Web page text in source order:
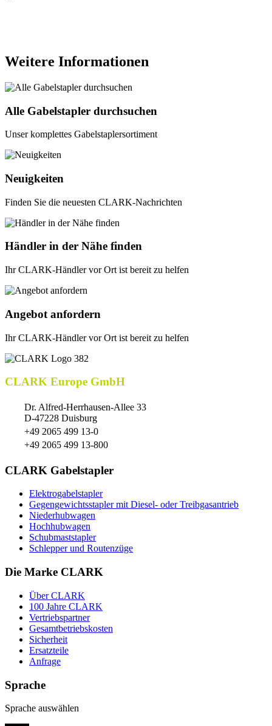
Weitere Informationen
Alle Gabelstapler durchsuchen
Unser komplettes Gabelstaplersortiment
Neuigkeiten
Finden Sie die neuesten CLARK-Nachrichten
Händler in der Nähe finden
Ihr CLARK-Händler vor Ort ist bereit zu helfen
Angebot anfordern
Ihr CLARK-Händler vor Ort ist bereit zu helfen
CLARK Europe GmbH
Dr. Alfred-Herrhausen-Allee 33
D-47228 Duisburg
+49 2065 499 13-0
+49 2065 499 13-800
CLARK Gabelstapler
Elektrogabelstapler
Gegengewichtsstapler mit Diesel- oder Treibgasantrieb
Niederhubwagen
Hochhubwagen
Schubmaststapler
Schlepper und Routenzüge
Die Marke CLARK
Über CLARK
100 Jahre CLARK
Vertriebspartner
Gesamtbetriebskosten
Sicherheit
Ersatzteile
Anfrage
Sprache
Sprache auswählen